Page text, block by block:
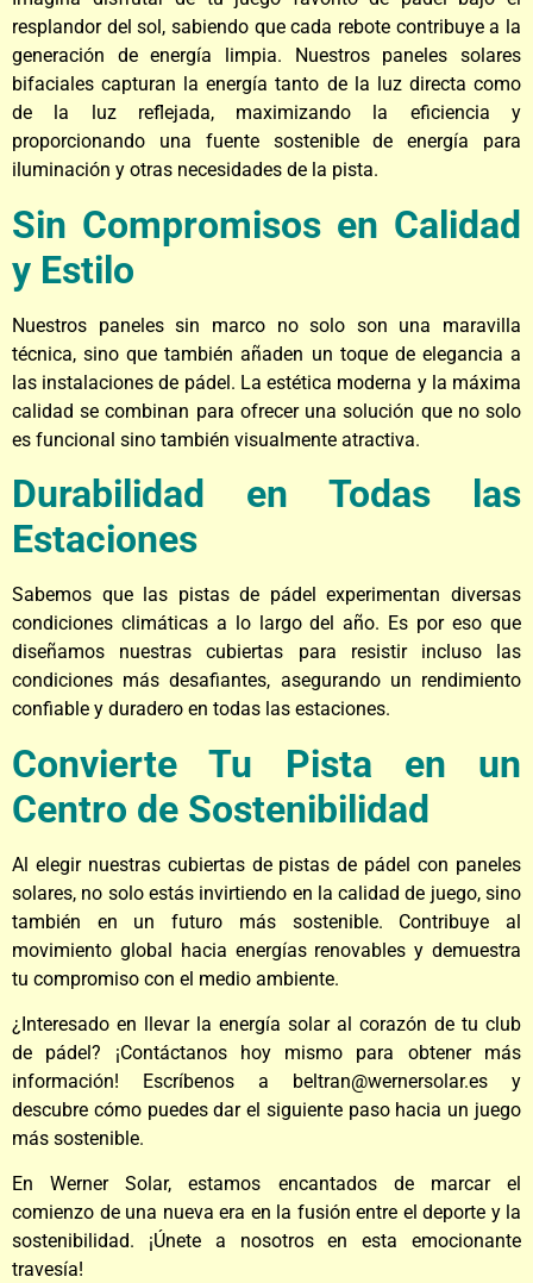
resplandor del sol, sabiendo que cada rebote contribuye a la
generación de energía limpia. Nuestros paneles solares
bifaciales capturan la energía tanto de la luz directa como
de la luz reflejada, maximizando la eficiencia y
proporcionando una fuente sostenible de energía para
iluminación y otras necesidades de la pista.
Sin Compromisos en Calidad
y Estilo
Nuestros paneles sin marco no solo son una maravilla
técnica, sino que también añaden un toque de elegancia a
las instalaciones de pádel. La estética moderna y la máxima
calidad se combinan para ofrecer una solución que no solo
es funcional sino también visualmente atractiva.
Durabilidad en Todas las
Estaciones
Sabemos que las pistas de pádel experimentan diversas
condiciones climáticas a lo largo del año. Es por eso que
diseñamos nuestras cubiertas para resistir incluso las
condiciones más desafiantes, asegurando un rendimiento
confiable y duradero en todas las estaciones.
Convierte Tu Pista en un
Centro de Sostenibilidad
Al elegir nuestras cubiertas de pistas de pádel con paneles
solares, no solo estás invirtiendo en la calidad de juego, sino
también en un futuro más sostenible. Contribuye al
movimiento global hacia energías renovables y demuestra
tu compromiso con el medio ambiente.
¿Interesado en llevar la energía solar al corazón de tu club
de pádel? ¡Contáctanos hoy mismo para obtener más
información! Escríbenos a beltran@wernersolar.es y
descubre cómo puedes dar el siguiente paso hacia un juego
más sostenible.
En Werner Solar, estamos encantados de marcar el
comienzo de una nueva era en la fusión entre el deporte y la
sostenibilidad. ¡Únete a nosotros en esta emocionante
travesía!